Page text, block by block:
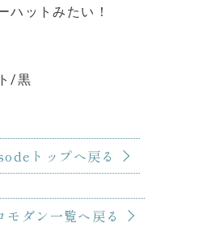
ハットみたい！
/黒
トップへ戻る
モダン一覧へ戻る